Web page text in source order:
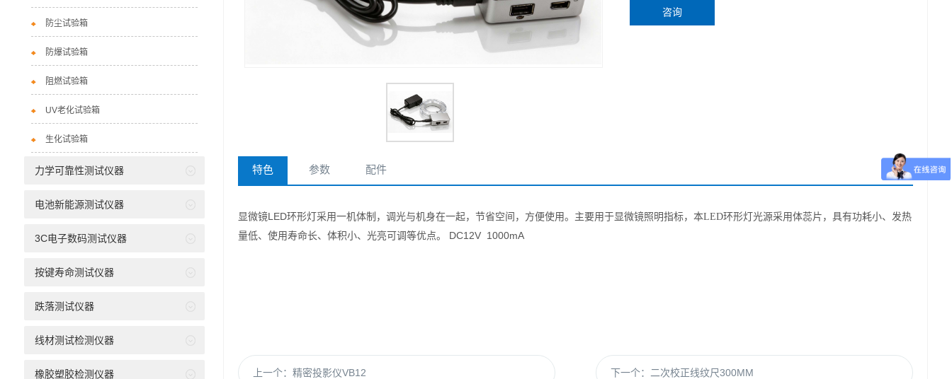
咨询
特色 参数 配件
显微镜LED环形灯采用一机体制，调光与机身在一起，节省空间，方便使用。主要用于显微镜照明指标，本LED环形灯光源采用体蕊片，具有功耗小、发热
量低、使用寿命长、体积小、光亮可调等优点。
DC12V 1000mA
上一个： 精密投影仪VB12 下一个： 二次校正线纹尺300MM
防尘试验箱
防爆试验箱
阻燃试验箱
UV老化试验箱
生化试验箱
力学可靠性测试仪器
电池新能源测试仪器
3C电子数码测试仪器
按键寿命测试仪器
跌落测试仪器
线材测试检测仪器
橡胶塑胶检测仪器